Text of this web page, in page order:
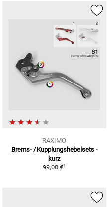
RAXIMO
Brems- / Kupplungshebelsets -
kurz
99,00 €1